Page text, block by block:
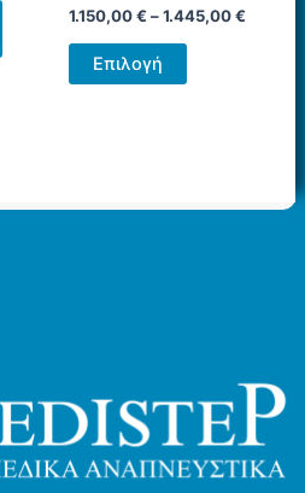
1.150,00€ –1.445,00€
Επιλογή
Αυτό
το
του
προϊόντος